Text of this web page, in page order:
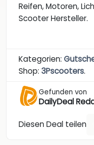
Reifen, Motoren,
Scooter Hersteller.
Kategorien:
Shop: 3Pscooters.
Gefunden von
DailyDeal
Diesen Deal teilen